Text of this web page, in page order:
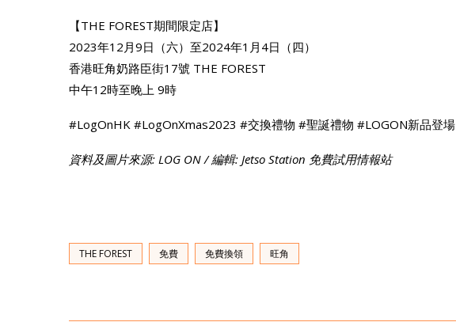
【THE FOREST期間限定店】
2023年12月9日（六）至2024年1月4日（四）
香港旺角奶路臣街17號 THE FOREST
中午12時至晚上 9時
#LogOnHK #LogOnXmas2023 #交換禮物 #聖誕禮物 #LOGON新品登場
資料及圖片來源: LOG ON / 編輯: Jetso Station 免費試用情報站
THE FOREST 免費 免費換領 旺角